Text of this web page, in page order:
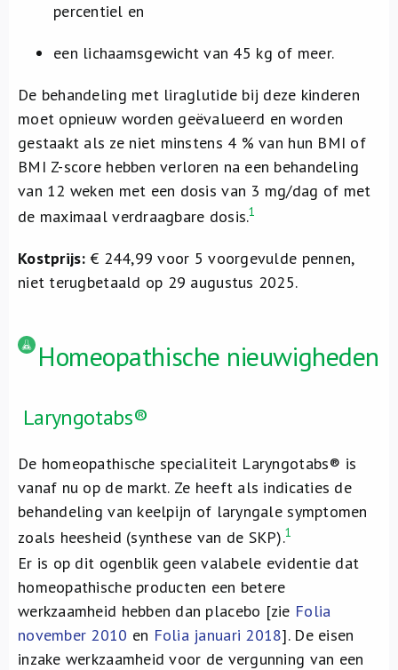
percentiel en
een lichaamsgewicht van 45 kg of meer.
De behandeling met liraglutide bij deze kinderen
moet opnieuw worden geëvalueerd en worden
gestaakt als ze niet minstens 4 % van hun BMI of
BMI Z-score hebben verloren na een behandeling
van 12 weken met een dosis van 3 mg/dag of met
de maximaal verdraagbare dosis.1
Kostprijs:€ 244,99 voor 5 voorgevulde pennen,
niet terugbetaald op 29 augustus 2025.
Homeopathische nieuwigheden
Laryngotabs®
De homeopathische specialiteit Laryngotabs® is
vanaf nu op de markt. Ze heeft als indicaties de
behandeling van keelpijn of laryngale symptomen
zoals heesheid (synthese van de SKP).1
Er is op dit ogenblik geen valabele evidentie dat
homeopathische producten een betere
werkzaamheid hebben dan placebo [zie Folia
november 2010 en Folia januari 2018]. De eisen
inzake werkzaamheid voor de vergunning van een